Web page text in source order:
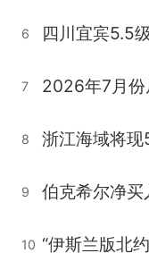
6
7
8 浙江海域将
9
10 “伊斯兰版北